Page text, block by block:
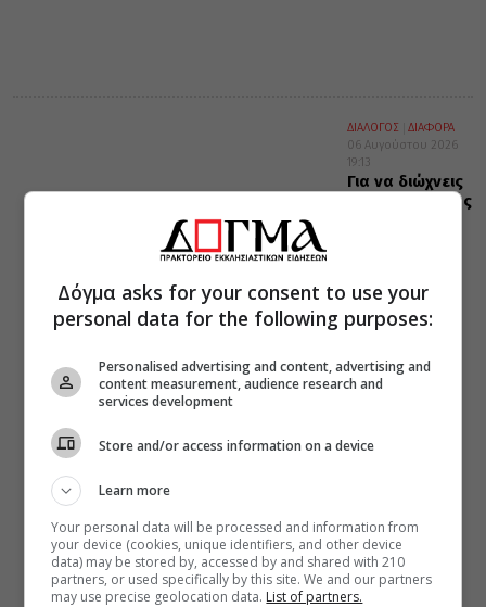
ΔΙΑΛΟΓΟΣ
ΔΙΑΦΟΡΑ
06 Αυγούστου 2026
19:13
Για να διώχνεις
τους λογισμούς
Δόγμα asks for your consent to use your
personal data for the following purposes:
Personalised advertising and content, advertising and
content measurement, audience research and
services development
Store and/or access information on a device
Learn more
Your personal data will be processed and information from
your device (cookies, unique identifiers, and other device
data) may be stored by, accessed by and shared with 210
partners, or used specifically by this site. We and our partners
may use precise geolocation data. List of partners.